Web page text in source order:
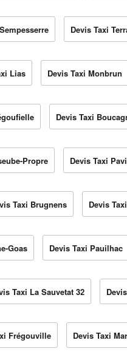
Devis Taxi
Lias Devis Taxi Monbrun
Devis Taxi
Propre Devis Taxi
Taxi Brugnens Devis
Goas Devis Taxi Pauilhac
Taxi La Sauvetat 32
Frégouville Devis Taxi